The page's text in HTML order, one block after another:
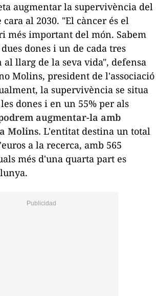
augmentar la supervivència del
cara al 2030. "El càncer és el
més important del món. Sabem
dones i un de cada tres
llarg de la seva vida", defensa
Molins, president de l'associació
la supervivència se situa
dones i en un 55% per als
augmentar-la amb
Molins. L'entitat destina un total
a la recerca, amb 565
més d'una quarta part es